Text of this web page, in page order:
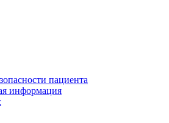
пациента
информация